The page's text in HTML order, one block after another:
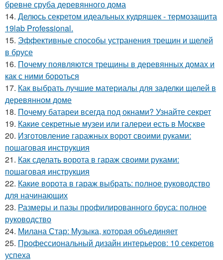
бревне сруба деревянного дома
14. Делюсь секретом идеальных кудряшек - термозащита
19lab Professional.
15. Эффективные способы устранения трещин и щелей
в брусе
16. Почему появляются трещины в деревянных домах и
как с ними бороться
17. Как выбрать лучшие материалы для заделки щелей в
деревянном доме
18. Почему батареи всегда под окнами? Узнайте секрет
19. Какие секретные музеи или галереи есть в Москве
20. Изготовление гаражных ворот своими руками:
пошаговая инструкция
21. Как сделать ворота в гараж своими руками:
пошаговая инструкция
22. Какие ворота в гараж выбрать: полное руководство
для начинающих
23. Размеры и пазы профилированного бруса: полное
руководство
24. Милана Стар: Музыка, которая объединяет
25. Профессиональный дизайн интерьеров: 10 секретов
успеха